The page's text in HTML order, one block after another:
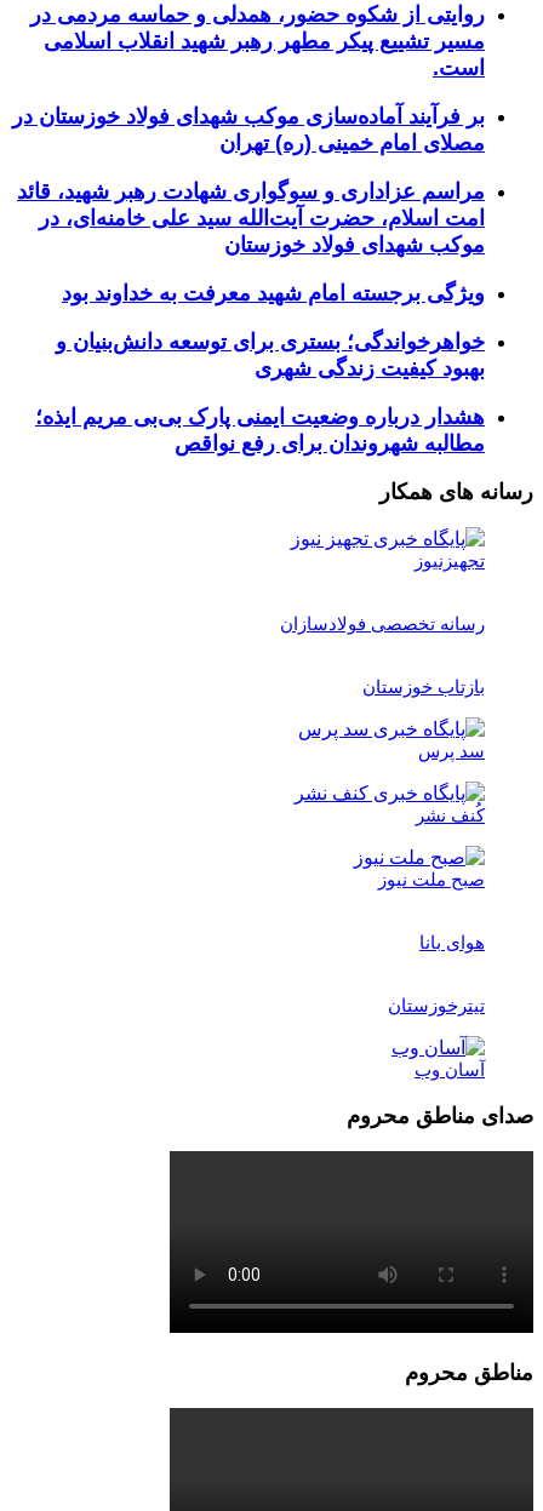
روایتی از شکوه حضور، همدلی و حماسه مردمی در
مسیر تشییع پیکر مطهر رهبر شهید انقلاب اسلامی
است.
بر فرآیند آماده‌سازی موکب شهدای فولاد خوزستان در
مصلای امام خمینی (ره) تهران
مراسم عزاداری و سوگواری شهادت رهبر شهید، قائد
امت اسلام، حضرت آیت‌الله سید علی خامنه‌ای، در
موکب شهدای فولاد خوزستان
ویژگی برجسته امام شهید معرفت به خداوند بود
خواهرخواندگی؛ بستری برای توسعه دانش‌بنیان و
بهبود کیفیت زندگی شهری
هشدار درباره وضعیت ایمنی پارک بی‌بی مریم ایذه؛
مطالبه شهروندان برای رفع نواقص
رسانه های همکار
تجهیزنیوز
رسانه تخصصی فولادسازان
بازتاب خوزستان
سد پرس
کُنف نشر
صبح ملت نیوز
هوای بانا
تیترخوزستان
آسان وب
صدای مناطق محروم
مناطق محروم